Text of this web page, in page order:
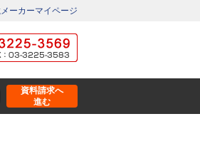
ーカーマイページ
資料請求へ
進む